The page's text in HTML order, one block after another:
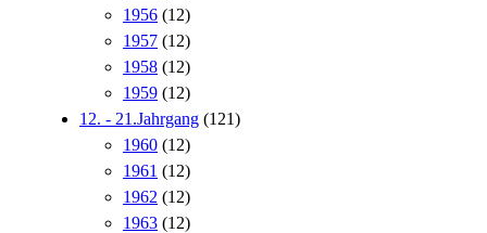
1956 (12)
1957 (12)
1958 (12)
1959 (12)
12. - 21.Jahrgang (121)
1960 (12)
1961 (12)
1962 (12)
1963 (12)